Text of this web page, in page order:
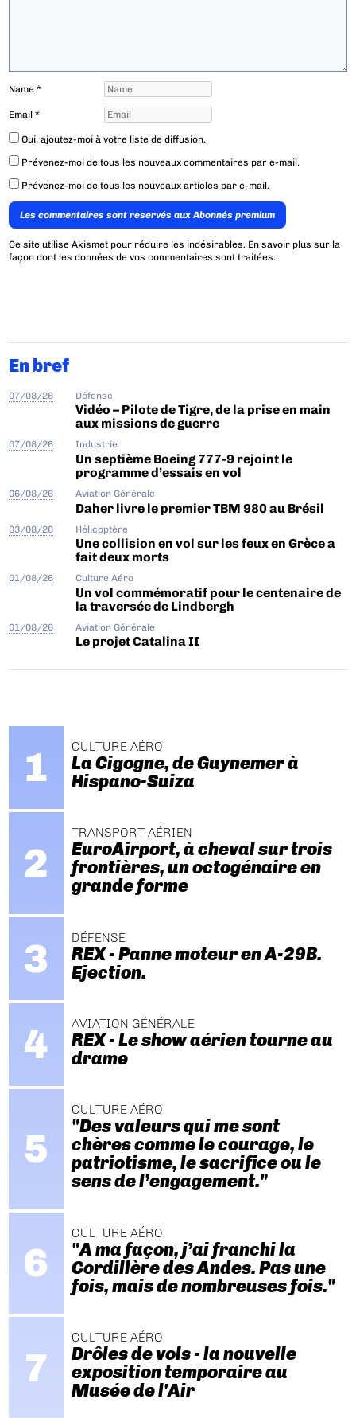
Name*
Email*
Oui, ajoutez-moi à votre liste de diffusion.
Prévenez-moi de tous les nouveaux commentaires par e-mail.
Prévenez-moi de tous les nouveaux articles par e-mail.
Les commentaires sont reservés aux Abonnés premium
Ce site utilise Akismet pour réduire les indésirables. En savoir plus sur la
façon dont les données de vos commentaires sont traitées.
En bref
07/08/26 Défense
Vidéo – Pilote de Tigre, de la prise en main
aux missions de guerre
07/08/26 Industrie
Un septième Boeing 777-9 rejoint le
programme d’essais en vol
06/08/26 Aviation Générale
Daher livre le premier TBM 980 au Brésil
03/08/26 Hélicoptère
Une collision en vol sur les feux en Grèce a
fait deux morts
01/08/26 Culture Aéro
Un vol commémoratif pour le centenaire de
la traversée de Lindbergh
01/08/26 Aviation Générale
Le projet Catalina II
CULTURE AÉRO
La Cigogne, de Guynemer à
Hispano-Suiza
TRANSPORT AÉRIEN
EuroAirport, à cheval sur trois
frontières, un octogénaire en
grande forme
DÉFENSE
REX - Panne moteur en A-29B.
Ejection.
AVIATION GÉNÉRALE
REX - Le show aérien tourne au
drame
CULTURE AÉRO
"Des valeurs qui me sont
chères comme le courage, le
patriotisme, le sacrifice ou le
sens de l’engagement."
CULTURE AÉRO
"A ma façon, j’ai franchi la
Cordillère des Andes. Pas une
fois, mais de nombreuses fois."
CULTURE AÉRO
Drôles de vols - la nouvelle
exposition temporaire au
Musée de l'Air